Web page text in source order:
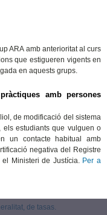
ARA amb anterioritat al curs
que estigueren vigents en
en aquests grups.
amb persones
de modificació del sistema
els estudiants que vulguen o
un contacte habitual amb
negativa del Registre
Ministeri de Justícia. Per a
de tasas.